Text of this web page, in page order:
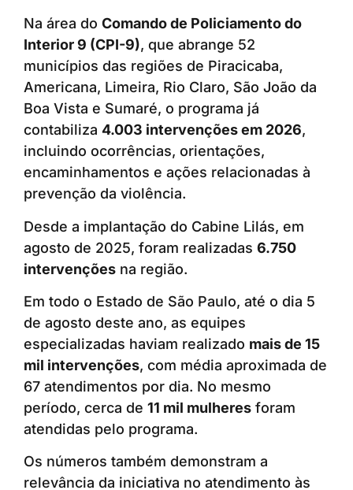
Na área do Comando de Policiamento do
Interior 9 (CPI-9), que abrange 52
municípios das regiões de Piracicaba,
Americana, Limeira, Rio Claro, São João da
Boa Vista e Sumaré, o programa já
contabiliza 4.003 intervenções em 2026,
incluindo ocorrências, orientações,
encaminhamentos e ações relacionadas à
prevenção da violência.
Desde a implantação do Cabine Lilás, em
agosto de 2025, foram realizadas 6.750
intervenções na região.
Em todo o Estado de São Paulo, até o dia 5
de agosto deste ano, as equipes
especializadas haviam realizado mais de 15
mil intervenções, com média aproximada de
67 atendimentos por dia. No mesmo
período, cerca de 11 mil mulheres foram
atendidas pelo programa.
Os números também demonstram a
relevância da iniciativa no atendimento às